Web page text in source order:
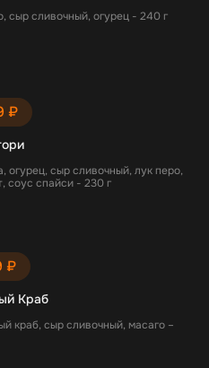
сыр сливочный, огурец - 240 г
₽
огурец, сыр сливочный, лук перо,
соус спайси - 230 г
₽
Краб
краб, сыр сливочный, масаго –